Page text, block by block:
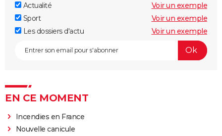
Actualité
Voir un exemple
Sport
Voir un exemple
Les dossiers d'actu
Voir un exemple
EN CE MOMENT
Incendies en France
Nouvelle canicule